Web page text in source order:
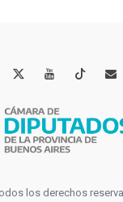
 
los derechos